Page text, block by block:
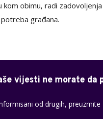
kom obimu, radi zadovoljenja
građana.
vijesti ne morate da
od drugih,